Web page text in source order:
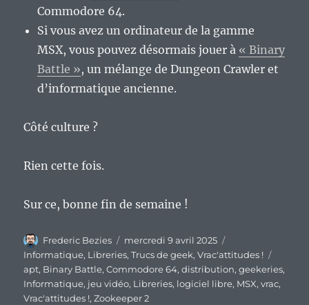
Commodore 64.
Si vous avez un ordinateur de la gamme
MSX, vous pouvez désormais jouer à « Binary
Battle », un mélange de Dungeon Crawler et
d’informatique ancienne.
Côté culture ?
Rien cette fois.
Sur ce, bonne fin de semaine !
Auteur
Frederic Bezies
Publié
le
mercredi 9 avril 2025
Informatique, Libreries,Trucs de geek,Vrac'attitudes !
apt, Binary Battle,Commodore 64,distribution,geekeries,
Informatique, jeu vidéo, Libreries, logiciel libre, MSX,vrac,
Vrac'attitudes !,Zookeeper 2